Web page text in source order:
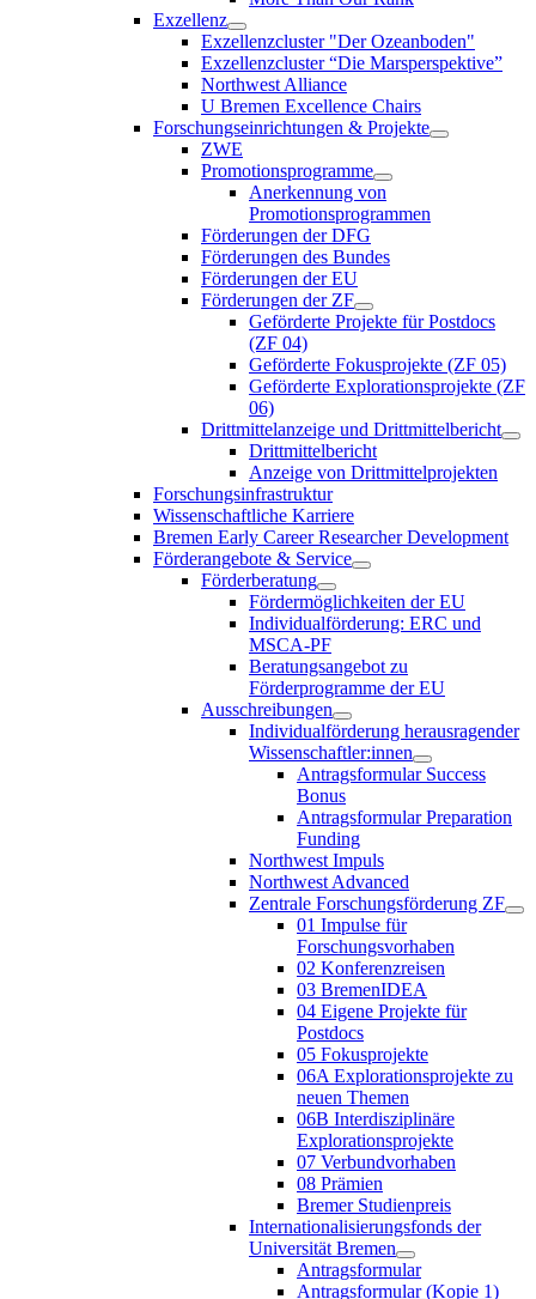
Exzellenz
Exzellenzcluster "Der Ozeanboden"
Exzellenzcluster “Die Marsperspektive”
Northwest Alliance
U Bremen Excellence Chairs
Forschungseinrichtungen & Projekte
ZWE
Promotionsprogramme
Anerkennung von
Promotionsprogrammen
Förderungen der DFG
Förderungen des Bundes
Förderungen der EU
Förderungen der ZF
Geförderte Projekte für Postdocs
(ZF 04)
Geförderte Fokusprojekte (ZF 05)
Geförderte Explorationsprojekte (ZF
06)
Drittmittelanzeige und Drittmittelbericht
Drittmittelbericht
Anzeige von Drittmittelprojekten
Forschungsinfrastruktur
Wissenschaftliche Karriere
Bremen Early Career Researcher Development
Förderangebote & Service
Förderberatung
Fördermöglichkeiten der EU
Individualförderung: ERC und
MSCA-PF
Beratungsangebot zu
Förderprogramme der EU
Ausschreibungen
Individualförderung herausragender
Wissenschaftler:innen
Antragsformular Success
Bonus
Antragsformular Preparation
Funding
Northwest Impuls
Northwest Advanced
Zentrale Forschungsförderung ZF
01 Impulse für
Forschungsvorhaben
02 Konferenzreisen
03 BremenIDEA
04 Eigene Projekte für
Postdocs
05 Fokusprojekte
06A Explorationsprojekte zu
neuen Themen
06B Interdisziplinäre
Explorationsprojekte
07 Verbundvorhaben
08 Prämien
Bremer Studienpreis
Internationalisierungsfonds der
Universität Bremen
Antragsformular
Antragsformular (Kopie 1)